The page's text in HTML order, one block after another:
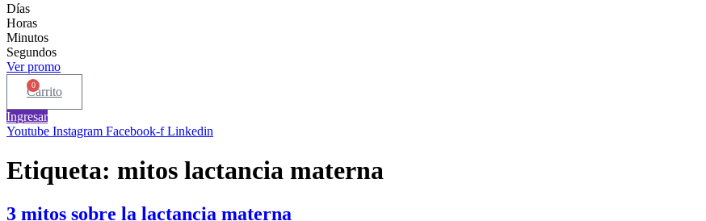
Días
Horas
Minutos
Segundos
Ver promo
0
Carrito
Ingresar
Youtube Instagram Facebook-f Linkedin
Etiqueta: mitos lactancia materna
3 mitos sobre la lactancia materna